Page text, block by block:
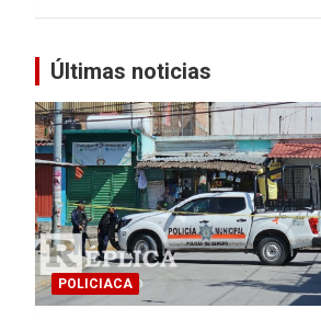
Últimas noticias
POLICIACA